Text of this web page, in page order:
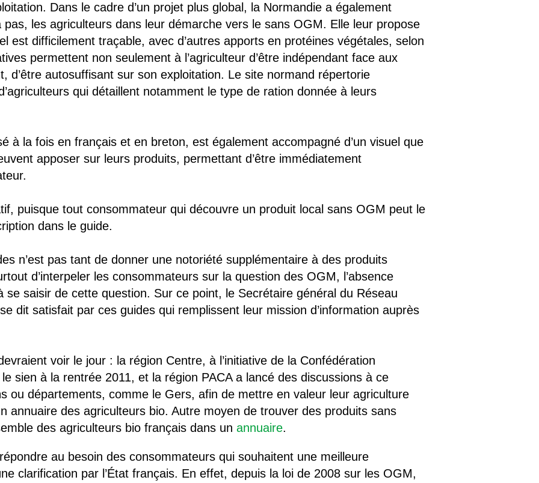
Dans le cadre d’un projet plus global, la Normandie a également
les agriculteurs dans leur démarche vers le sans OGM. Elle leur propose
est difficilement traçable, avec d’autres apports en protéines végétales, selon
permettent non seulement à l’agriculteur d’être indépendant face aux
d’être autosuffisant sur son exploitation. Le site normand répertorie
qui détaillent notamment le type de ration donnée à leurs
à la fois en français et en breton, est également accompagné d’un visuel que
apposer sur leurs produits, permettant d’être immédiatement
puisque tout consommateur qui découvre un produit local sans OGM peut le
dans le guide.
n’est pas tant de donner une notoriété supplémentaire à des produits
d’interpeler les consommateurs sur la question des OGM, l’absence
se saisir de cette question. Sur ce point, le Secrétaire général du Réseau
dit satisfait par ces guides qui remplissent leur mission d’information auprès
voir le jour : la région Centre, à l’initiative de la Confédération
sien à la rentrée 2011, et la région PACA a lancé des discussions à ce
ou départements, comme le Gers, afin de mettre en valeur leur agriculture
annuaire des agriculteurs bio. Autre moyen de trouver des produits sans
des agriculteurs bio français dans unannuaire.
au besoin des consommateurs qui souhaitent une meilleure
clarification par l’État français. En effet, depuis la loi de 2008 sur les OGM,